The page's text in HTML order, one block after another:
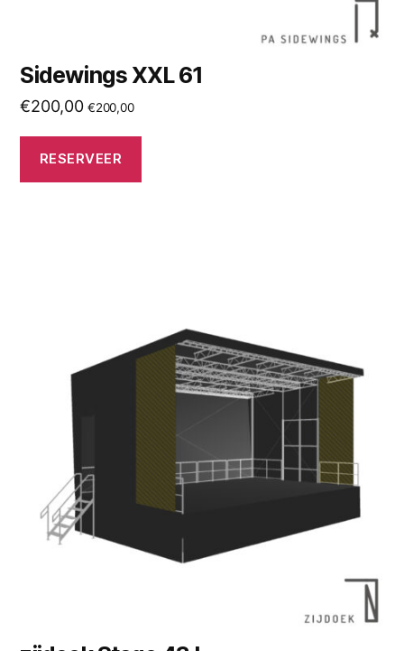
Sidewings XXL 61
€200,00 €200,00
RESERVEER